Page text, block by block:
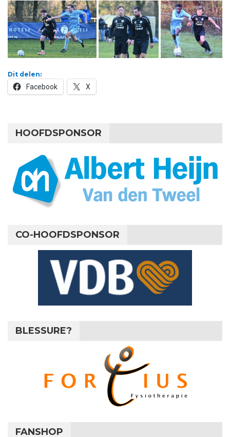
Dit delen:
Facebook X
HOOFDSPONSOR
CO-HOOFDSPONSOR
BLESSURE?
FANSHOP